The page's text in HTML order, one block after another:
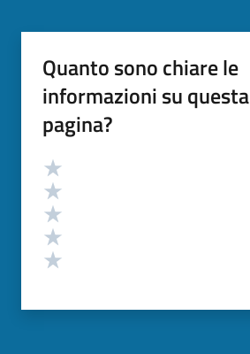
Quanto sono chiare le
informazioni su questa
pagina?
Valutazione